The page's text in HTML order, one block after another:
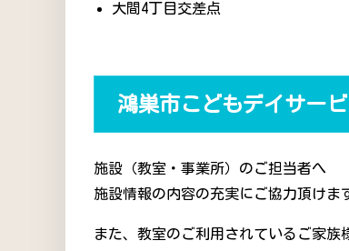
大間4丁目交差点
鴻巣市こどもデイサー
施設（教室・事業所）のご担当者へ
施設情報の内容の充実にご協力頂けま
また、教室のご利用されているご家